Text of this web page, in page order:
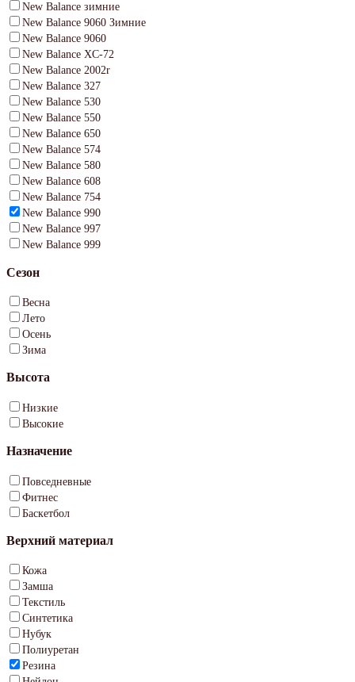
New Balance зимние
New Balance 9060 Зимние
New Balance 9060
New Balance XC-72
New Balance 2002r
New Balance 327
New Balance 530
New Balance 550
New Balance 650
New Balance 574
New Balance 580
New Balance 608
New Balance 754
New Balance 990
New Balance 997
New Balance 999
Сезон
Весна
Лето
Осень
Зима
Высота
Низкие
Высокие
Назначение
Повседневные
Фитнес
Баскетбол
Верхний материал
Кожа
Замша
Текстиль
Синтетика
Нубук
Полиуретан
Резина